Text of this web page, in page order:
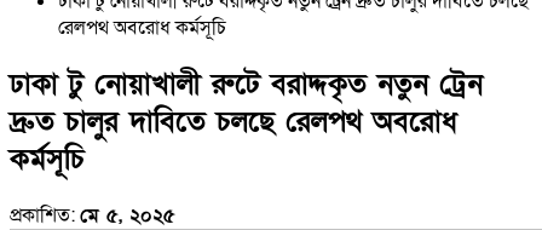
রেলপথ অবরোধ কর্মসূচি
ঢাকা টু নোয়াখালী রুটে বরাদ্দকৃত নতুন ট্রেন
দ্রুত চালুর দাবিতে চলছে রেলপথ অবরোধ
কর্মসূচি
প্রকাশিত:মে ৫, ২০২৫